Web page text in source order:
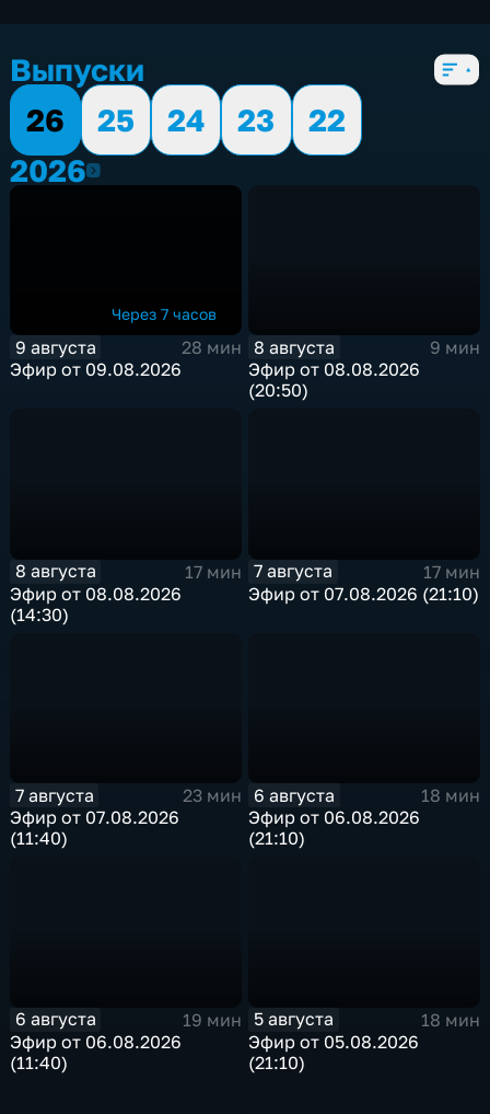
Выпуски
26
25 24 23
22
20262026
Через 7 часов
9 августа
28 мин
Эфир от 09.08.2026
8 августа
9 мин
Эфир от 08.08.2026
(20:50)
8 августа
17 мин
Эфир от 08.08.2026
(14:30)
7 августа
17 мин
Эфир от 07.08.2026 (21:10)
7 августа
23 мин
Эфир от 07.08.2026
(11:40)
6 августа
18 мин
Эфир от 06.08.2026
(21:10)
6 августа
19 мин
Эфир от 06.08.2026
(11:40)
5 августа
18 мин
Эфир от 05.08.2026
(21:10)